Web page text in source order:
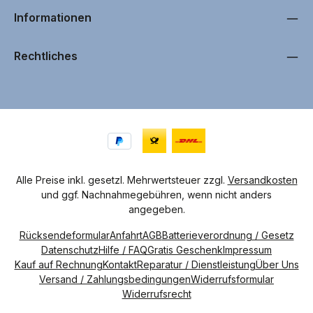
g
i
a
g
e
7
a
g
Informationen
Rechtliches
Alle Preise inkl. gesetzl. Mehrwertsteuer zzgl. Versandkosten
und ggf. Nachnahmegebühren, wenn nicht anders
angegeben.
RücksendeformularAnfahrtAGBBatterieverordnung / Gesetz
DatenschutzHilfe / FAQGratis GeschenkImpressum
Kauf auf RechnungKontaktReparatur / DienstleistungÜber Uns
Versand / ZahlungsbedingungenWiderrufsformular
Widerrufsrecht